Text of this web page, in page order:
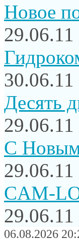
Новое
29.06.11
30.06.11
Десять
29.06.11
C
29.06.11
CAM-
29.06.11
06.08.2026